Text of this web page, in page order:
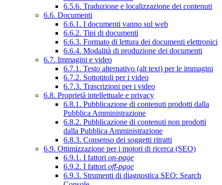
6.5.6. Traduzione e localizzazione dei contenuti
6.6. Documenti
6.6.1. I documenti vanno sul web
6.6.2. Tipi di documenti
6.6.3. Formato di lettura dei documenti elettronici
6.6.4. Modalità di produzione dei documenti
6.7. Immagini e video
6.7.1. Testo alternativo (alt text) per le immagini
6.7.2. Sottotitoli per i video
6.7.3. Trascrizioni per i video
6.8. Proprietà intellettuale e privacy
6.8.1. Pubblicazione di contenuti prodotti dalla
Pubblica Amministrazione
6.8.2. Pubblicazione di contenuti non prodotti
dalla Pubblica Amministrazione
6.8.3. Consenso dei soggetti ritratti
6.9. Ottimizzazione per i motori di ricerca (SEO)
6.9.1. I fattori on-page
6.9.2. I fattori off-page
6.9.3. Strumenti di diagnostica SEO: Search